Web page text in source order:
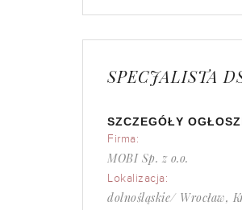
SPECJALISTA
SZCZEGÓŁY
Firma:
MOBI Sp. z o.o.
Lokalizacja:
dolnośląskie/ Wrocław,